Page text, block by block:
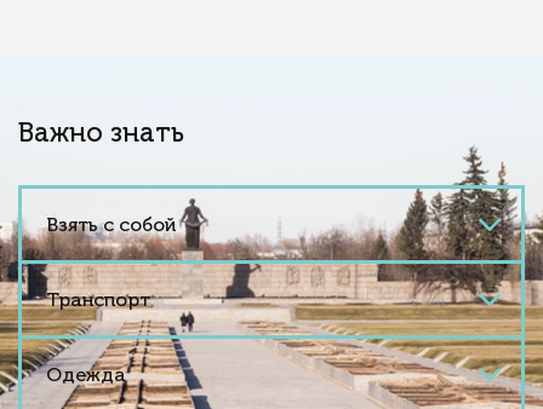
Важно знать
Взять с собой
Транспорт
Одежда